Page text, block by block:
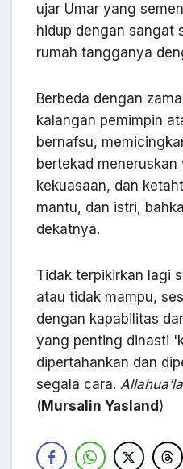
ujar Umar yang
hidup dengan sangat
rumah tangganya
Berbeda dengan
kalangan pemimpin
bernafsu,
bertekad meneruskan
kekuasaan, dan
mantu, dan istri,
dekatnya.
Tidak terpikirkan lagi
atau tidak mampu,
dengan kapabilitas
yang penting dinasti
dipertahankan dan
segala cara.
(Mursalin Yasland)